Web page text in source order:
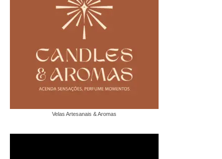
Velas Artesanais & Aromas